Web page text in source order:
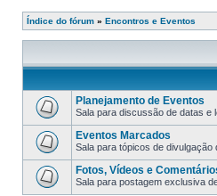
Índice do fórum » Encontros e Eventos
Planejamento de Eventos
Sala para discussão de datas e
Eventos Marcados
Sala para tópicos de
Fotos, Vídeos e
Sala para postagem exclusiva